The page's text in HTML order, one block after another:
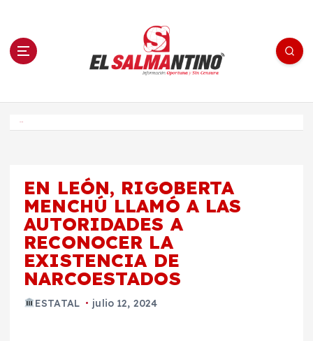
n El Salmantino - medios/noticias/editorial
EN LEÓN, RIGOBERTA
MENCHÚ LLAMÓ A LAS
AUTORIDADES A
RECONOCER LA
EXISTENCIA DE
NARCOESTADOS
ESTATAL julio 12, 2024